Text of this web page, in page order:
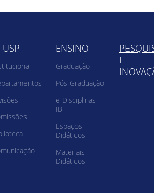
USP ENSINO
Graduação
Pós-Graduação
e-Disciplinas-
IB
Espaços
Didáticos
Materiais
Didáticos
E